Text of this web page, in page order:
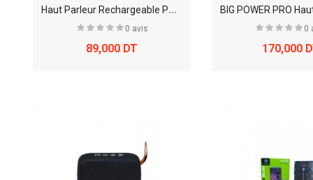
H
aut Parleur Rechargeable Portable, speaker GR-WSK142
0 avis
89,000 DT
0
170,000